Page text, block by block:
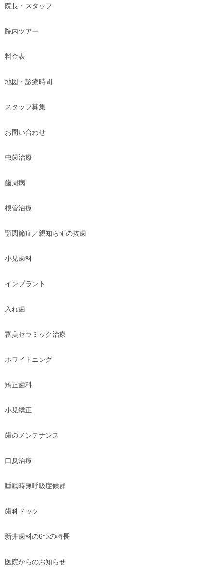
院長・スタッフ
院内ツアー
料金表
地図・診療時間
スタッフ募集
お問い合わせ
虫歯治療
歯周病
根管治療
顎関節症／親知らずの抜歯
小児歯科
インプラント
入れ歯
審美セラミック治療
ホワイトニング
矯正歯科
小児矯正
歯のメンテナンス
口臭治療
睡眠時無呼吸症候群
歯科ドック
新井歯科の6つの特長
医院からのお知らせ